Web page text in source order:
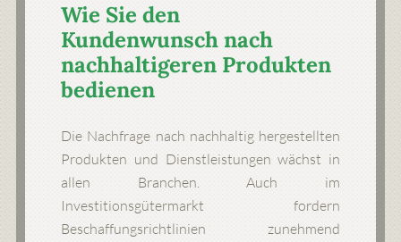
Wie Sie den
Kundenwunsch nach
nachhaltigeren Produkten
bedienen
Die Nachfrage nach nachhaltig hergestellten
Produkten und Dienstleistungen wächst in
allen Branchen. Auch im
Investitionsgütermarkt fordern
Beschaffungsrichtlinien zunehmend